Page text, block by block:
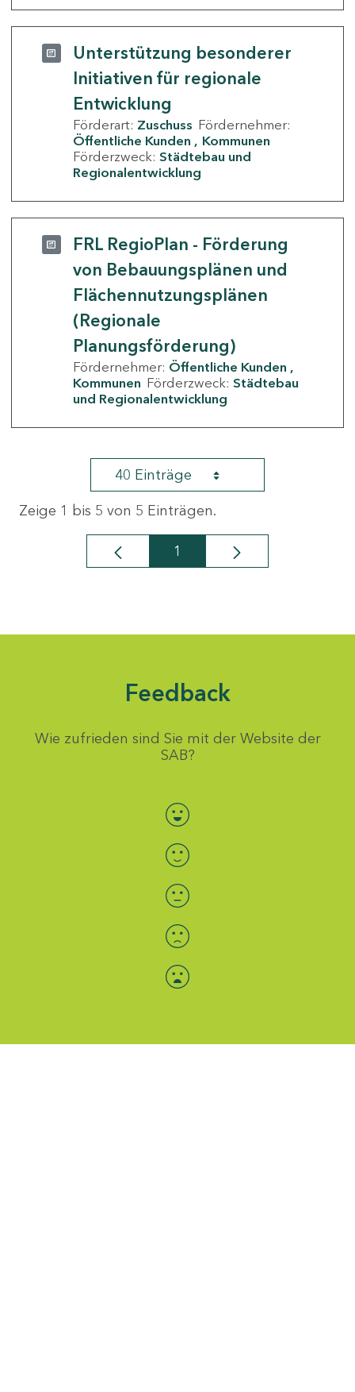
Unterstützung besonderer
Initiativen für regionale
Entwicklung
Förderart: Zuschuss Fördernehmer:
Öffentliche Kunden
Kommunen
Förderzweck: Städtebau und
Regionalentwicklung
FRL RegioPlan - Förderung
von Bebauungsplänen und
Flächennutzungsplänen
(Regionale
Planungsförderung)
Fördernehmer: Öffentliche Kunden
Kommunen Förderzweck: Städtebau
und Regionalentwicklung
40 Einträge
Zeige 1 bis 5 von 5 Einträgen.
Seite
1
Feedback
Wie zufrieden sind Sie mit der Website der
SAB?
Bewertung auswählen